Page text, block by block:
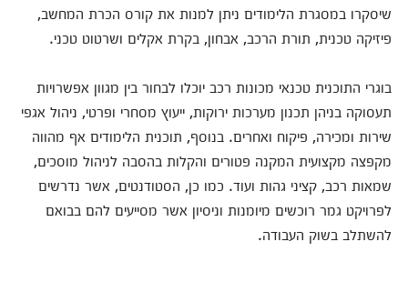
שיסקרו במסגרת הלימודים ניתן למנות את קורס הכרת המחשב,
פיזיקה טכנית, תורת הרכב, אבחון, בקרת אקלים ושרטוט טכני.
בוגרי התוכנית טכנאי מכונות רכב יוכלו לבחור בין מגוון אפשרויות
תעסוקה בניהן תכנון מערכות ירוקות, ייעוץ מסחרי ופרטי, ניהול אגפי
שירות ומכירה, פיקוח ואחרים. בנוסף, תוכנית הלימודים אף מהווה
מקפצה מקצועית המקנה פטורים והקלות בהסבה לניהול מוסכים,
שמאות רכב, קציני גהות ועוד. כמו כן, הסטודנטים, אשר נדרשים
לפרויקט גמר רוכשים מיומנות וניסיון אשר מסייעים להם בבואם
להשתלב בשוק העבודה.